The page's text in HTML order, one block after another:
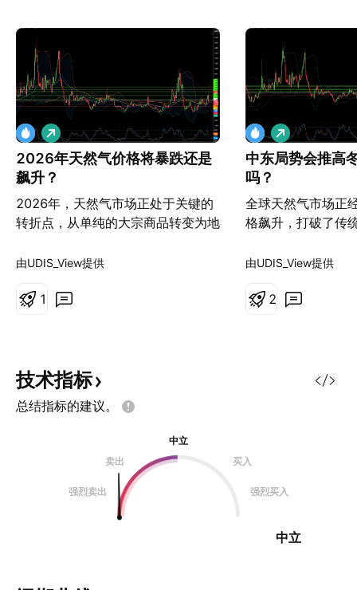
2026年天然气价格将暴跌还是
飙升？
2026年，天然气市场正处于关键的
转折点，从单纯的大宗商品转变为地
然气（LNG）产能的大幅激增被称
格局。美国实现了创纪录的日产
亿立方米的天然气。这种充裕的供应
压低了美国国内价格，在17年间为
美国消费者节省了1.6万亿美元，并
将汽油价格推至4年来的低点。 然
而，这种供应过剩造成了一个悖论。
虽然北美生产商保持着前所未有的产
量，但随着区域市场的相互关联，全
球波动性却在加剧。卡塔尔的生产中
做
多
由UDIS_View提供
1
中东局势会推高
吗？
全球天然气市场正
格飙升，打破了传
紧张的地缘政治局
国可能直接军事介
朗能源基础设施（
气（LNG）运输的
大天然气储量并位
制了其出口能力，
对任何中断都极为
做
多
由UDIS_View提供
2
技术指标
总结指标的建议。
中立
卖出
买入
强烈卖出 强烈买入
中立